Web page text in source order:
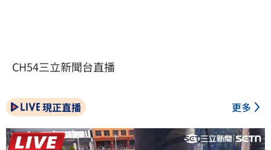
CH54三立新聞台直播
現正直播 更多